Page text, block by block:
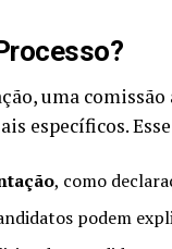
uma
específicos.
, como
podem